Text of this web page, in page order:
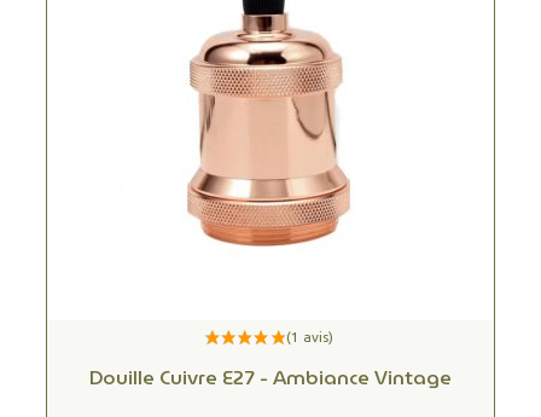
Douille Cuivre E27 - Ambiance Vintage